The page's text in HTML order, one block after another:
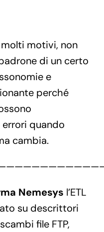
motivi, non
di un certo
e
perché
quando
cambia.
Nemesys l’ETL
su descrittori
file FTP,